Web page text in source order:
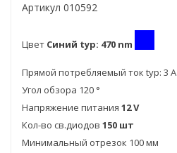
Артикул 010592
Цвет Синий typ: 470 nm
Прямой потребляемый ток typ: 3 A
Угол обзора 120 °
Напряжение питания 12 V
Кол-во св.диодов 150 шт
Минимальный отрезок 100 мм